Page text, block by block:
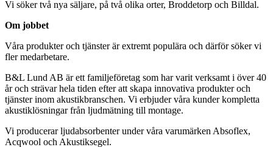
Vi söker två nya säljare, på två olika orter, Broddetorp och Billdal.
Om jobbet
Våra produkter och tjänster är extremt populära och därför söker vi
fler medarbetare.
B&L Lund AB är ett familjeföretag som har varit verksamt i över 40
år och strävar hela tiden efter att skapa innovativa produkter och
tjänster inom akustikbranschen. Vi erbjuder våra kunder kompletta
akustiklösningar från ljudmätning till montage.
Vi producerar ljudabsorbenter under våra varumärken Absoflex,
Acqwool och Akustiksegel.